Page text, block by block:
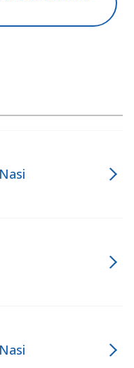
2001
parodie, riscritture",